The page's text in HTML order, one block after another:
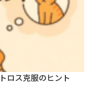
ロス克服のヒント